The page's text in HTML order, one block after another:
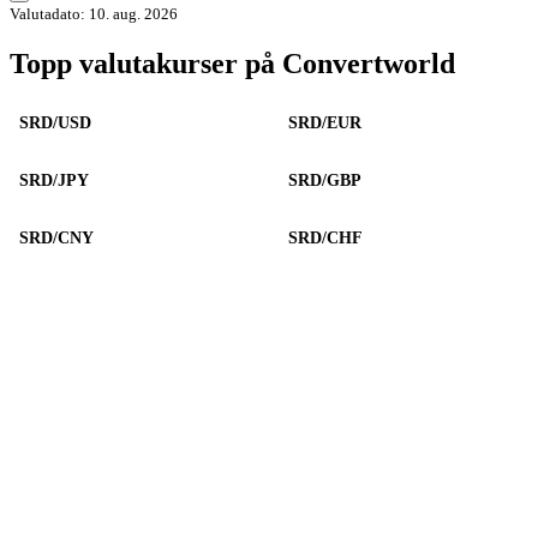
Valutadato: 10. aug. 2026
Topp valutakurser på Convertworld
SRD/USD SRD/EUR
SRD/JPY SRD/GBP
SRD/CNY SRD/CHF